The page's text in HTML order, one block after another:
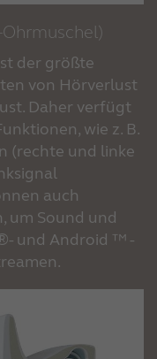
der größte
von Hörverlust
Daher verfügt
wie z. B.
(rechte und linke
auch
um Sound und
und Android ™ -